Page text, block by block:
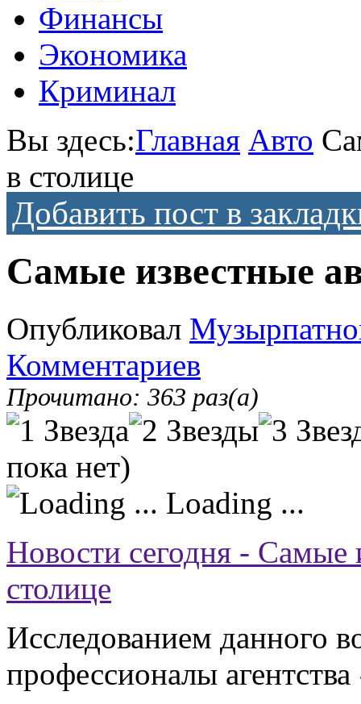
Финансы
Экономика
Криминал
Вы здесь:Главная Авто
в столице
Добавить пост в
Самые известные
Опубликовал
Комментариев
Прочитано: 363 раз(а)
пока нет)
Loading ...
Новости сегодня - Самые
столице
Исследованием данного
профессионалы агентства